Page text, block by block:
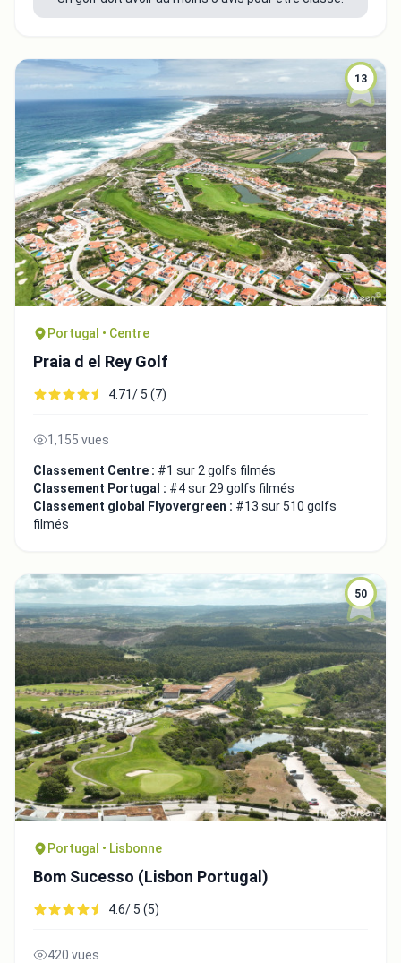
13
Portugal • Centre
Praia d el Rey Golf
4.71/ 5 (7)
1,155 vues
Classement Centre : #1 sur 2 golfs filmés
Classement Portugal : #4 sur 29 golfs filmés
Classement global Flyovergreen : #13 sur 510 golfs
filmés
50
Portugal • Lisbonne
Bom Sucesso (Lisbon Portugal)
4.6/ 5 (5)
420 vues